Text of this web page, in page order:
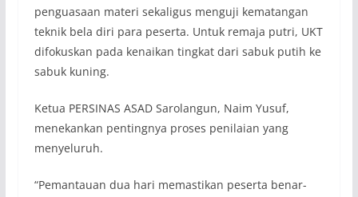
penguasaan materi sekaligus menguji kematangan
teknik bela diri para peserta. Untuk remaja putri, UKT
difokuskan pada kenaikan tingkat dari sabuk putih ke
sabuk kuning.
Ketua PERSINAS ASAD Sarolangun, Naim Yusuf,
menekankan pentingnya proses penilaian yang
menyeluruh.
“Pemantauan dua hari memastikan peserta benar-